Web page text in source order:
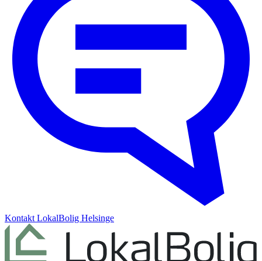
Kontakt LokalBolig Helsinge